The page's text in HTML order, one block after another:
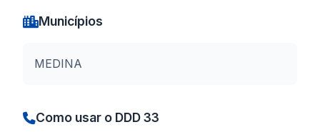
Municípios
MEDINA
Como usar o DDD 33